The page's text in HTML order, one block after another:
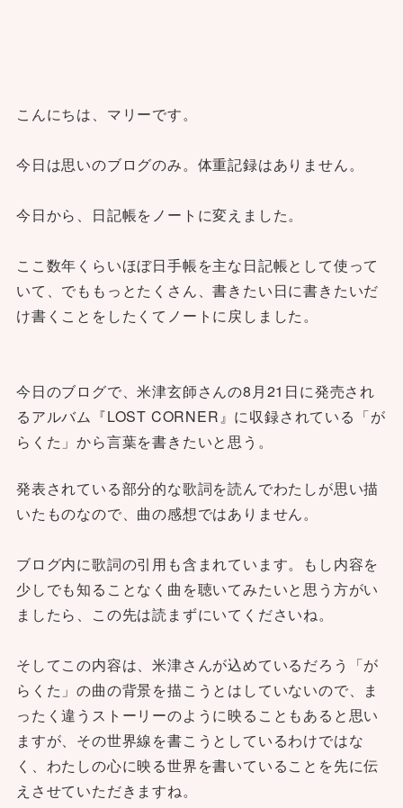
こんにちは、マリーです。
今日は思いのブログのみ。体重記録はありません。
今日から、日記帳をノートに変えました。
ここ数年くらいほぼ日手帳を主な日記帳として使って
いて、でももっとたくさん、書きたい日に書きたいだ
け書くことをしたくてノートに戻しました。
今日のブログで、米津玄師さんの8月21日に発売され
るアルバム『LOST CORNER』に収録されている「が
らくた」から言葉を書きたいと思う。
発表されている部分的な歌詞を読んでわたしが思い描
いたものなので、曲の感想ではありません。
ブログ内に歌詞の引用も含まれています。もし内容を
少しでも知ることなく曲を聴いてみたいと思う方がい
ましたら、この先は読まずにいてくださいね。
そしてこの内容は、米津さんが込めているだろう「が
らくた」の曲の背景を描こうとはしていないので、ま
ったく違うストーリーのように映ることもあると思い
ますが、その世界線を書こうとしているわけではな
く、わたしの心に映る世界を書いていることを先に伝
えさせていただきますね。